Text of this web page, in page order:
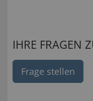
IHRE FRAGEN
Frage stellen